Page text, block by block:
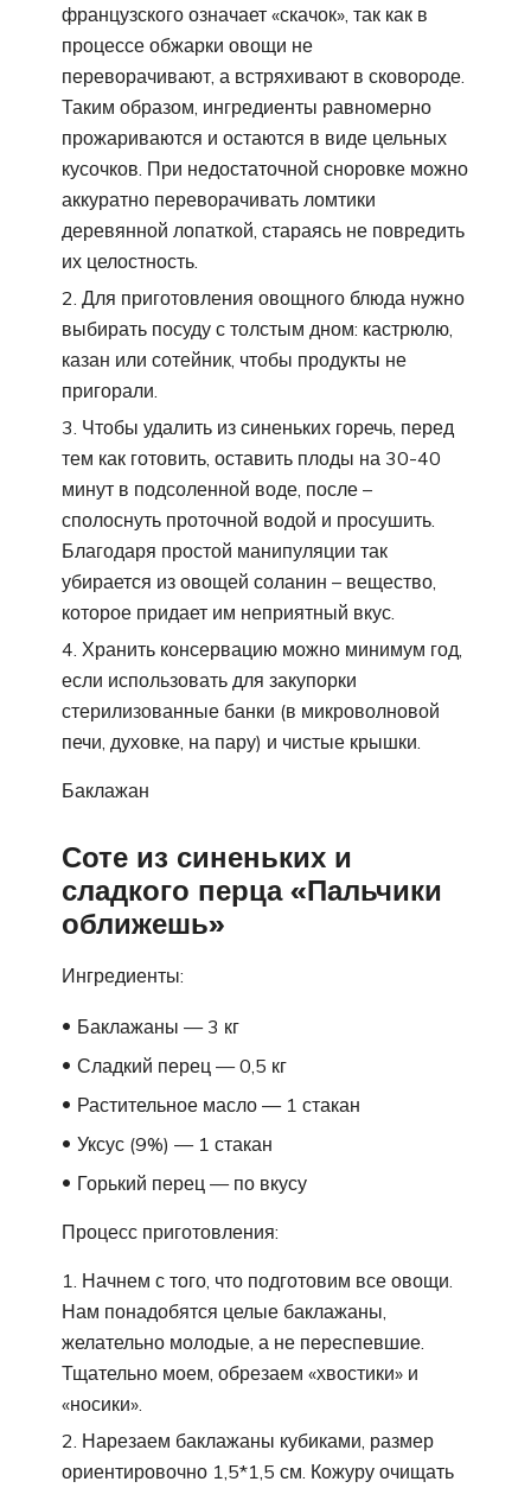
французского означает «скачок», так как в
процессе обжарки овощи не
переворачивают, а встряхивают в сковороде.
Таким образом, ингредиенты равномерно
прожариваются и остаются в виде цельных
кусочков. При недостаточной сноровке можно
аккуратно переворачивать ломтики
деревянной лопаткой, стараясь не повредить
их целостность.
Для приготовления овощного блюда нужно
выбирать посуду с толстым дном: кастрюлю,
казан или сотейник, чтобы продукты не
пригорали.
Чтобы удалить из синеньких горечь, перед
тем как готовить, оставить плоды на 30-40
минут в подсоленной воде, после –
сполоснуть проточной водой и просушить.
Благодаря простой манипуляции так
убирается из овощей соланин – вещество,
которое придает им неприятный вкус.
Хранить консервацию можно минимум год,
если использовать для закупорки
стерилизованные банки (в микроволновой
печи, духовке, на пару) и чистые крышки.
Баклажан
Соте из синеньких и
сладкого перца «Пальчики
оближешь»
Ингредиенты:
Баклажаны — 3 кг
Сладкий перец — 0,5 кг
Растительное масло — 1 стакан
Уксус (9%) — 1 стакан
Горький перец — по вкусу
Процесс приготовления:
Начнем с того, что подготовим все овощи.
Нам понадобятся целые баклажаны,
желательно молодые, а не переспевшие.
Тщательно моем, обрезаем «хвостики» и
«носики».
Нарезаем баклажаны кубиками, размер
ориентировочно 1,5*1,5 см. Кожуру очищать